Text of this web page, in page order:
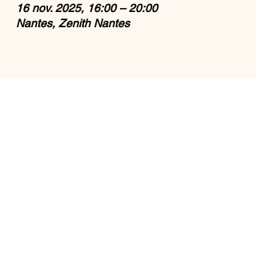
16 nov. 2025, 16:00 – 20:00
Nantes, Zenith Nantes